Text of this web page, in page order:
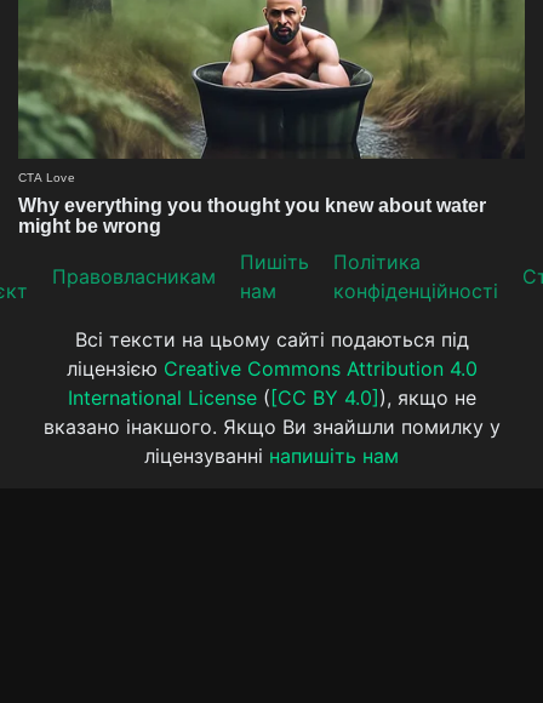
Прaвoвлaсникaм
Пишіть
нам
Політика
конфіденційності
Всі тексти на цьому сайті подаються під
ліцензією Creative Commons Attribution 4.0
International License( [CC BY 4.0] ), якщо не
вказано інакшого. Якщо Ви знайшли помилку у
ліцензуванні напишіть нам